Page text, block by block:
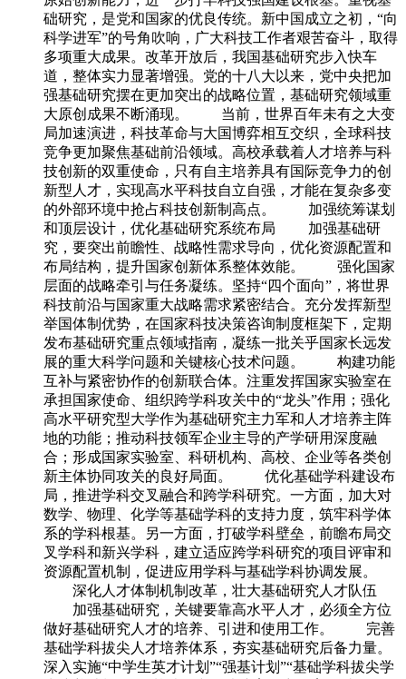
础研究，是党和国家的优良传统。新中国成立之初，“向
科学进军”的号角吹响，广大科技工作者艰苦奋斗，取得
多项重大成果。改革开放后，我国基础研究步入快车
道，整体实力显著增强。党的十八大以来，党中央把加
强基础研究摆在更加突出的战略位置，基础研究领域重
大原创成果不断涌现。 当前，世界百年未有之大变
局加速演进，科技革命与大国博弈相互交织，全球科技
竞争更加聚焦基础前沿领域。高校承载着人才培养与科
技创新的双重使命，只有自主培养具有国际竞争力的创
新型人才，实现高水平科技自立自强，才能在复杂多变
的外部环境中抢占科技创新制高点。 加强统筹谋划
和顶层设计，优化基础研究系统布局 加强基础研
究，要突出前瞻性、战略性需求导向，优化资源配置和
布局结构，提升国家创新体系整体效能。 强化国家
层面的战略牵引与任务凝练。坚持“四个面向”，将世界
科技前沿与国家重大战略需求紧密结合。充分发挥新型
举国体制优势，在国家科技决策咨询制度框架下，定期
发布基础研究重点领域指南，凝练一批关乎国家长远发
展的重大科学问题和关键核心技术问题。 构建功能
互补与紧密协作的创新联合体。注重发挥国家实验室在
承担国家使命、组织跨学科攻关中的“龙头”作用；强化
高水平研究型大学作为基础研究主力军和人才培养主阵
地的功能；推动科技领军企业主导的产学研用深度融
合；形成国家实验室、科研机构、高校、企业等各类创
新主体协同攻关的良好局面。 优化基础学科建设布
局，推进学科交叉融合和跨学科研究。一方面，加大对
数学、物理、化学等基础学科的支持力度，筑牢科学体
系的学科根基。另一方面，打破学科壁垒，前瞻布局交
叉学科和新兴学科，建立适应跨学科研究的项目评审和
资源配置机制，促进应用学科与基础学科协调发展。
深化人才体制机制改革，壮大基础研究人才队伍
加强基础研究，关键要靠高水平人才，必须全方位
做好基础研究人才的培养、引进和使用工作。 完善
基础学科拔尖人才培养体系，夯实基础研究后备力量。
深入实施“中学生英才计划”“强基计划”“基础学科拔尖学